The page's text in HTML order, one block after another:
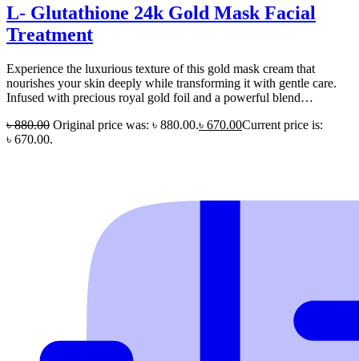
L- Glutathione 24k Gold Mask Facial
Treatment
Experience the luxurious texture of this gold mask cream that
nourishes your skin deeply while transforming it with gentle care.
Infused with precious royal gold foil and a powerful blend…
৳880.00 Original price was: ৳ 880.00.৳ 670.00Current price is:
৳ 670.00.